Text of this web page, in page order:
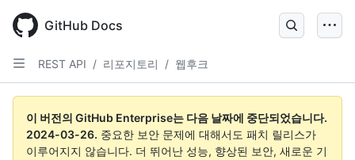
main
content
GitHub Docs
REST API / 리포지토리 / 웹후크
이 버전의 GitHub Enterprise는 다음 날짜에 중단되었습니다.
2024-03-26. 중요한 보안 문제에 대해서도 패치 릴리스가
이루어지지 않습니다. 더 뛰어난 성능, 향상된 보안, 새로운 기